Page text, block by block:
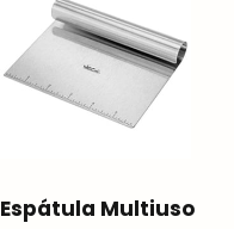
Espátula Multiuso